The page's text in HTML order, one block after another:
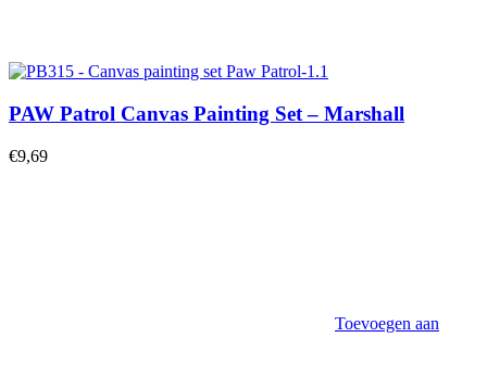
PAW Patrol Canvas Painting Set – Marshall
€9,69
Toevoegen aan